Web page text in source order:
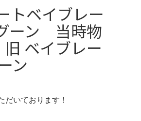
ベイブレー
ーン 当時物
ベイブレー
ン
だいております！